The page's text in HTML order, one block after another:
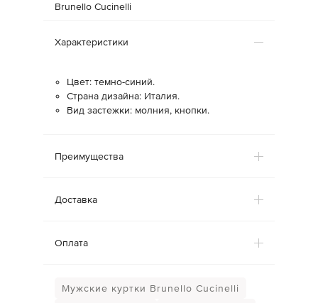
Brunello Cucinelli
Характеристики
Цвет: темно-синий.
Страна дизайна: Италия.
Вид застежки: молния, кнопки.
Преимущества
Доставка
Оплата
Мужские куртки Brunello Cucinelli